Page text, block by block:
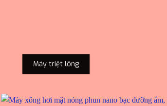
Máy triệt lông